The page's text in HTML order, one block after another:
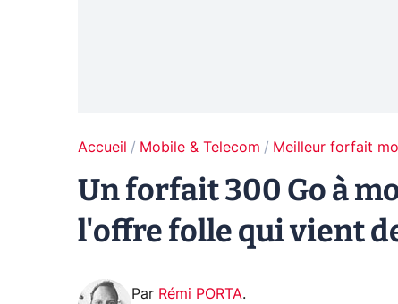
Accueil Mobile & Telecom Meilleur forfait
Un forfait 300 Go à
l'offre folle qui vient
Par Rémi PORTA.